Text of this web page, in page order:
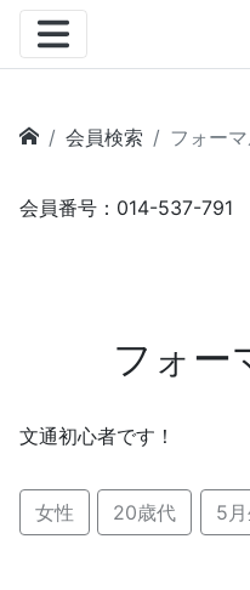
会員検索 フォー
会員番号：014-537-791
フォー
文通初心者です！
女性 20歳代 5